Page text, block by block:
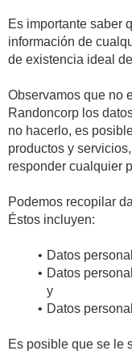
Es importante saber
información de
de existencia ideal
Observamos que no
Randoncorp los
no hacerlo, es
productos y
responder cualquier
Podemos recopilar
Éstos incluyen:
Datos
Datos
y
Datos
Es posible que se le